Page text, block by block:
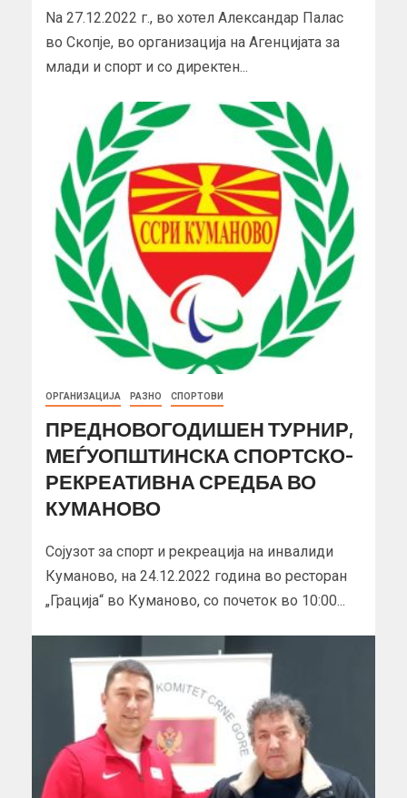
Na 27.12.2022 г., во хотел Александар Палас
во Скопје, во организација на Агенцијата за
млади и спорт и со директен...
ОРГАНИЗАЦИЈА РАЗНО СПОРТОВИ
ПРЕДНОВОГОДИШЕН ТУРНИР,
МЕЃУОПШТИНСКА СПОРТСКО-
РЕКРЕАТИВНА СРЕДБА ВО
КУМАНОВО
Сојузот за спорт и рекреација на инвалиди
Куманово, на 24.12.2022 година во ресторан
„Грација“ во Куманово, со почеток во 10:00...